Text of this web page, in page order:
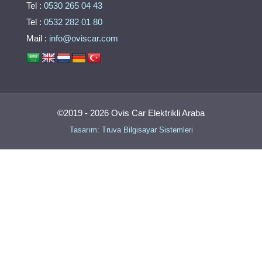
Tel : 0530 265 04 43
Tel : 0532 282 01 80
Mail : info@oviscar.com
©2019 - 2026 Ovis Car Elektrikli Araba
Tasarım: Truva Bilgisayar Sistemleri